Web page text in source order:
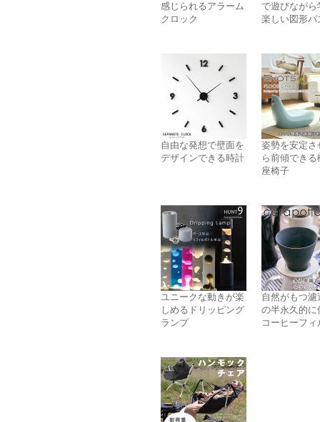
感じられるアラーム
クロック
で遊びながら
楽しい図形パ
自由な発想で壁面を
デザインできる時計
姿勢を安定さ
ら前傾できる
座椅子
ユニークな動きが楽
しめるドリッピング
ランプ
自然がもつ濾
の半永久的に
コーヒーフィ